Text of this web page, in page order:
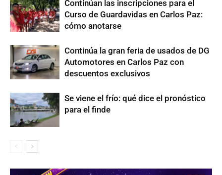
Continúan las inscripciones para el
Curso de Guardavidas en Carlos Paz:
cómo anotarse
Continúa la gran feria de usados de DG
Automotores en Carlos Paz con
descuentos exclusivos
Se viene el frío: qué dice el pronóstico
para el finde